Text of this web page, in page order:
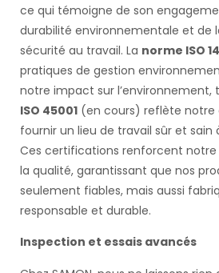
ce qui témoigne de son
durabilité environnementale et de
sécurité au travail. La norme ISO
pratiques de gestion
notre impact sur l’environnement,
ISO 45001 (en cours) reflète
fournir un lieu de travail sûr et sain
Ces certifications renforcent
la qualité, garantissant que nos
seulement fiables, mais aussi
responsable et durable.
Inspection et essais avancés